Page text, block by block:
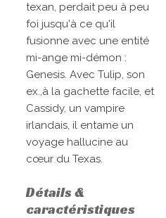
texan, perdait peu à peu
foi jusqu'à ce qu'il
fusionne avec une entité
mi-ange mi-démon :
Genesis. Avec Tulip, son
ex.,à la gachette facile, et
Cassidy, un vampire
irlandais, il entame un
voyage hallucine au
cœur du Texas.
Détails &
caractéristiques